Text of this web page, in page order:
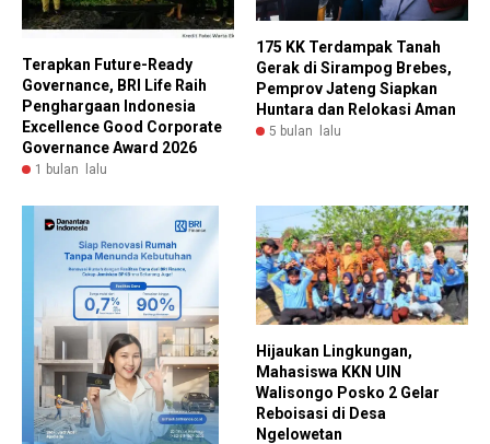
Terapkan Future-Ready
Governance, BRI Life Raih
Penghargaan Indonesia
Excellence Good Corporate
Governance Award 2026
1 bulan lalu
175 KK Terdampak Tanah
Gerak di Sirampog Brebes,
Pemprov Jateng Siapkan
Huntara dan Relokasi Aman
5 bulan lalu
Hijaukan Lingkungan,
Mahasiswa KKN UIN
Walisongo Posko 2 Gelar
Reboisasi di Desa
Ngelowetan